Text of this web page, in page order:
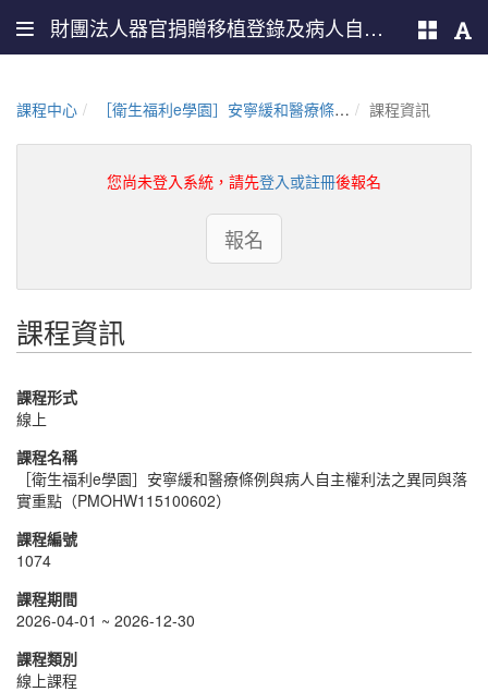
財團法人器官捐贈移植登錄及病人自主推廣中心
課程中心 ［衛生福利e學園］安寧緩和醫療條例與病人自主權利法之異同與落實重點（PMOHW115100602） 課程資訊
您尚未登入系統，請先登入或註冊後報名
報名
課程資訊
課程形式
線上
課程名稱
［衛生福利e學園］安寧緩和醫療條例與病人自主權利法之異同與落
實重點（PMOHW115100602）
課程編號
1074
課程期間
2026-04-01 ~ 2026-12-30
課程類別
線上課程